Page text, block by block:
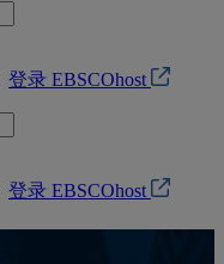
登录 EBSCOhost
登录 EBSCOhost